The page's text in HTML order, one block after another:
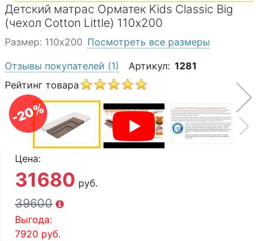
Основания
Open submenu (Детские матрасы)
Детские матрасы
Open submenu (Детские кровати)
Детские кровати
Open submenu (Шкафы)
Шкафы
О компании
Контакты
Доставка по городу
Детский матрас Орматек Kids Classic Big
(чехол Cotton Little) 110х200
-20%
Размер: 110х200 Посмотреть все размеры
Отзывы покупателей (1) Артикул: 1281
Рейтинг товара
Цена:
31680 руб.
39600
Выгода:
7920 руб.